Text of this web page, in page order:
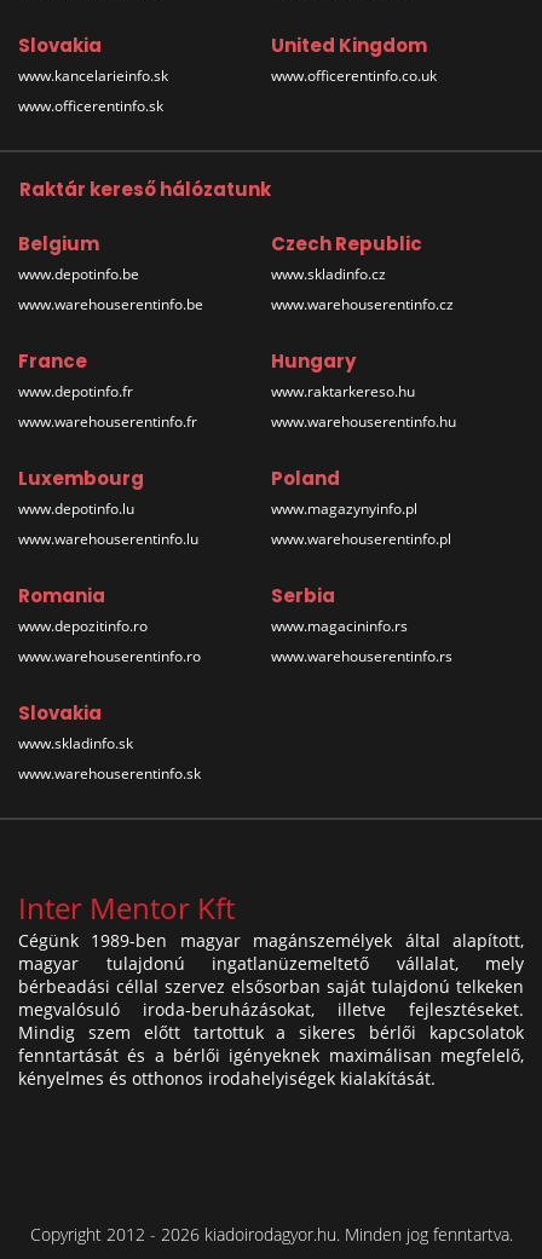
Slovakia
www.kancelarieinfo.sk
www.officerentinfo.sk
United Kingdom
www.officerentinfo.co.uk
Raktár kereső hálózatunk
Belgium
www.depotinfo.be
www.warehouserentinfo.be
Czech Republic
www.skladinfo.cz
www.warehouserentinfo.cz
France
www.depotinfo.fr
www.warehouserentinfo.fr
Hungary
www.raktarkereso.hu
www.warehouserentinfo.hu
Luxembourg
www.depotinfo.lu
www.warehouserentinfo.lu
Poland
www.magazynyinfo.pl
www.warehouserentinfo.pl
Romania
www.depozitinfo.ro
www.warehouserentinfo.ro
Serbia
www.magacininfo.rs
www.warehouserentinfo.rs
Slovakia
www.skladinfo.sk
www.warehouserentinfo.sk
Inter Mentor Kft
Cégünk 1989-ben magyar magánszemélyek által alapított,
magyar tulajdonú ingatlanüzemeltető vállalat, mely
bérbeadási céllal szervez elsősorban saját tulajdonú telkeken
megvalósuló iroda-beruházásokat, illetve fejlesztéseket.
Mindig szem előtt tartottuk a sikeres bérlői kapcsolatok
fenntartását és a bérlői igényeknek maximálisan megfelelő,
kényelmes és otthonos irodahelyiségek kialakítását.
Copyright 2012 - 2026 kiadoirodagyor.hu. Minden jog fenntartva.